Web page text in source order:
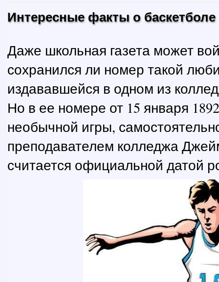
Интересные факты о баскетболе
Даже школьная газета может
сохранился ли номер такой
издававшейся в одном из
Но в ее номере от 15 января
необычной игры,
преподавателем колледжа
считается официальной датой